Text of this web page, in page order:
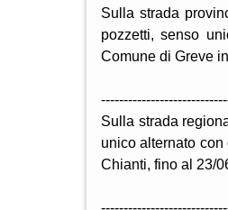
Sulla strada
pozzetti, senso
Comune di Greve
Sulla strada
unico alternato
Chianti, fino al 23/